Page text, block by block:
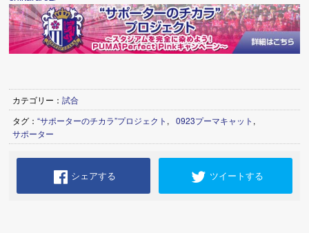
カテゴリー：試合
タグ：“サポーターのチカラ”プロジェクト , 0923プーマキャット ,
サポーター
シェアする ツイートする